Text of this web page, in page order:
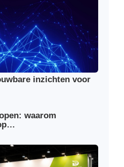
inzichten voor
waarom